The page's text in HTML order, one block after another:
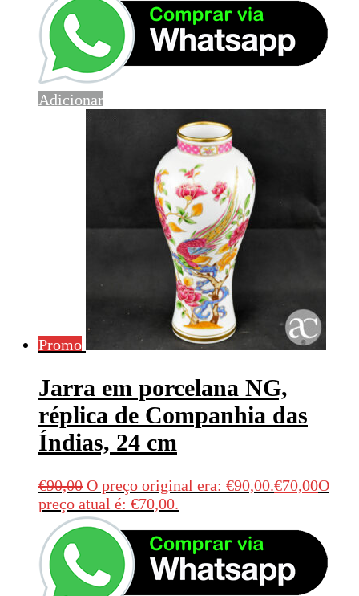
Adicionar
Promo
Jarra em porcelana NG,
réplica de Companhia das
Índias, 24 cm
€90,00 O preço original era: €90,00.€70,00O
preço atual é: €70,00.